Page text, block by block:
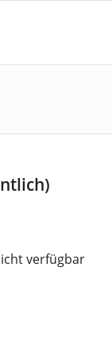
verfügbar